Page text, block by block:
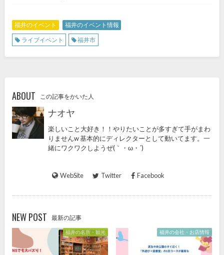
福井のイベント
福井のイベント情報
ライブイベント
福井市
ABOUT この記事をかいた人
ナオヤ
楽しいこと大好き！！やりたいことが多すぎて手がまわ
りませんw 基本的にディレクターとして動いてます。一
緒にワクワクしようぜ(｀・ω・´)
WebSite Twitter Facebook
NEW POST 最新の記事
福井の名所・観光 福井の会社・お店情報